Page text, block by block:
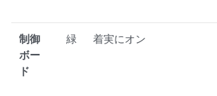
制御
ボー
ド
緑 着実にオン